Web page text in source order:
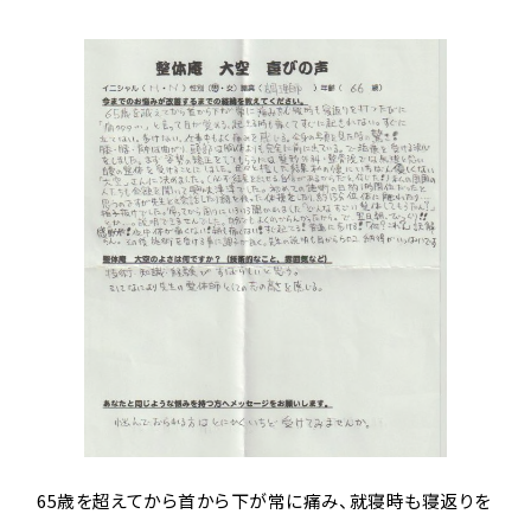
65歳を超えてから首から下が常に痛み、就寝時も寝返りを